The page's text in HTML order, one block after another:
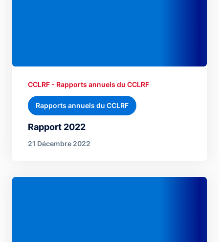
Rapport 2022
CCLRF - Rapports annuels du CCLRF
Rapports annuels du CCLRF
21 Décembre 2022